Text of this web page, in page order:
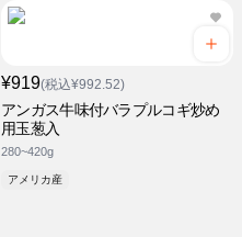
¥919(税込¥992.52)
アンガス牛味付バラプルコギ炒め
用玉葱入
280~420g
アメリカ産